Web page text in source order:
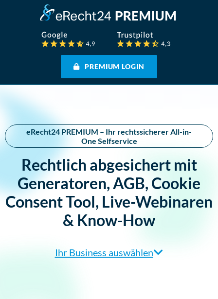
PREMIUM LOGIN
eRecht24 PREMIUM – Ihr rechtssicherer All-in-
One Selfservice
Rechtlich abgesichert mit
Generatoren, AGB, Cookie
Consent Tool, Live-Webinaren
& Know-How
Ihr Business auswählen